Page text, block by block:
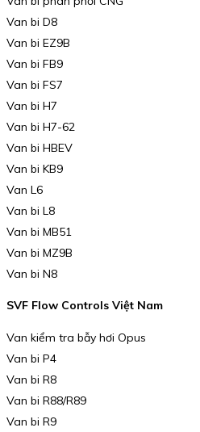
Van bi D8
Van bi EZ9B
Van bi FB9
Van bi FS7
Van bi H7
Van bi H7-62
Van bi HBEV
Van bi KB9
Van L6
Van bi L8
Van bi MB51
Van bi MZ9B
Van bi N8
SVF Flow Controls Việt Nam
Van kiểm tra bẫy hơi Opus
Van bi P4
Van bi R8
Van bi R88/R89
Van bi R9